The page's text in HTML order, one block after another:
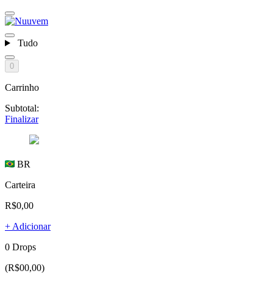
Tudo
0
Carrinho
Subtotal:
Finalizar
BR
Carteira
R$0,00
+ Adicionar
0 Drops
(R$00,00)